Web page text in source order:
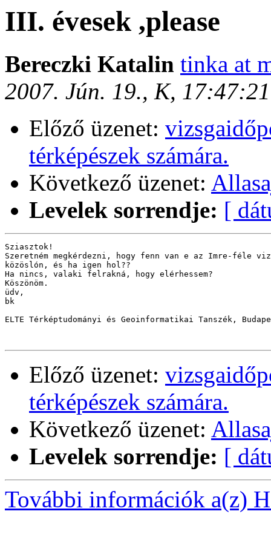
III. évesek ,please
Bereczki Katalin tinka at
2007. Jún. 19., K,
Előző üzenet:
térképészek számára.
Következő üzenet:
Levelek sorrendje: [
Sziasztok!
Szeretném megkérdezni, hogy fenn van e az Imre-féle
közöslón, és ha igen hol??
Ha nincs, valaki felrakná, hogy elérhessem?
Köszönöm.
üdv,
bk
ELTE Térképtudományi és Geoinformatikai Tanszék,
Előző üzenet:
térképészek számára.
Következő üzenet:
Levelek sorrendje: [
További információk a(z)